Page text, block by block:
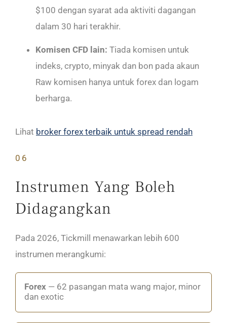
$100 dengan syarat ada aktiviti dagangan
dalam 30 hari terakhir.
Komisen CFD lain: Tiada komisen untuk
indeks, crypto, minyak dan bon pada akaun
Raw komisen hanya untuk forex dan logam
berharga.
Lihat broker forex terbaik untuk spread rendah
06
Instrumen Yang Boleh
Didagangkan
Pada 2026, Tickmill menawarkan lebih 600
instrumen merangkumi:
Forex— 62 pasangan mata wang major, minor
dan exotic